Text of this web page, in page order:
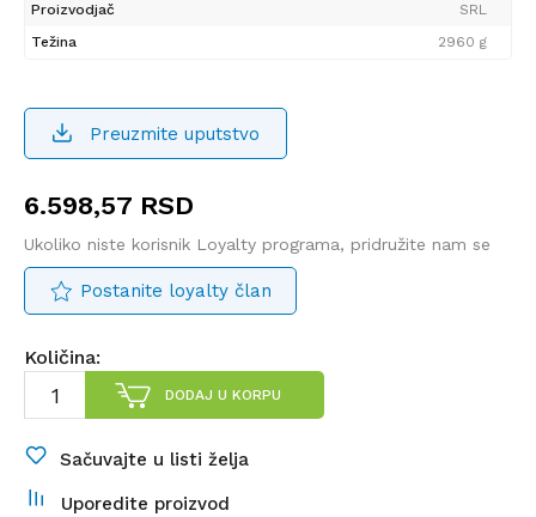
Proizvodjač
SRL
Težina
2960 g
Preuzmite uputstvo
6.598,57 RSD
Ukoliko niste korisnik Loyalty programa, pridružite nam se
Postanite loyalty član
Količina:
DODAJ U KORPU
Sačuvajte u listi želja
Uporedite proizvod